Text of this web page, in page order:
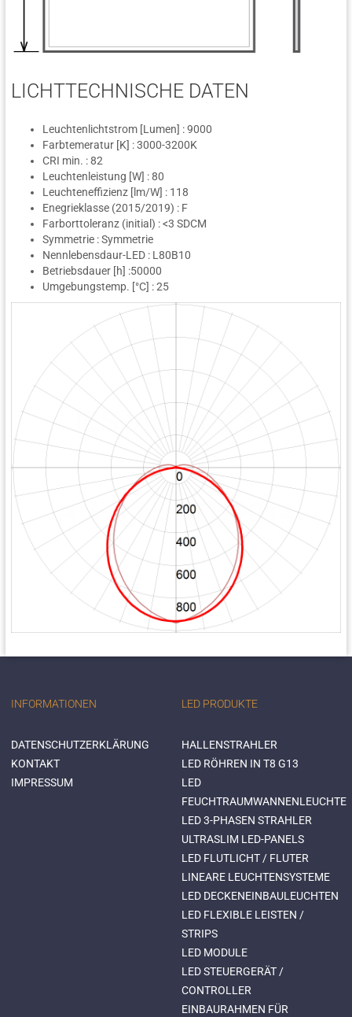
LICHTTECHNISCHE DATEN
Leuchtenlichtstrom [Lumen] : 9000
Farbtemeratur [K] : 3000-3200K
CRI min. : 82
Leuchtenleistung [W] : 80
Leuchteneffizienz [lm/W] : 118
Enegrieklasse (2015/2019) : F
Farborttoleranz (initial) : <3 SDCM
Symmetrie : Symmetrie
Nennlebensdaur-LED : L80B10
Betriebsdauer [h] :50000
Umgebungstemp. [°C] : 25
INFORMATIONEN
DATENSCHUTZERKLÄRUNG
KONTAKT
IMPRESSUM
LED PRODUKTE
HALLENSTRAHLER
LED RÖHREN IN T8 G13
LED
FEUCHTRAUMWANNENLEUCHTE
LED 3-PHASEN STRAHLER
ULTRASLIM LED-PANELS
LED FLUTLICHT / FLUTER
LINEARE LEUCHTENSYSTEME
LED DECKENEINBAULEUCHTEN
LED FLEXIBLE LEISTEN /
STRIPS
LED MODULE
LED STEUERGERÄT /
CONTROLLER
EINBAURAHMEN FÜR